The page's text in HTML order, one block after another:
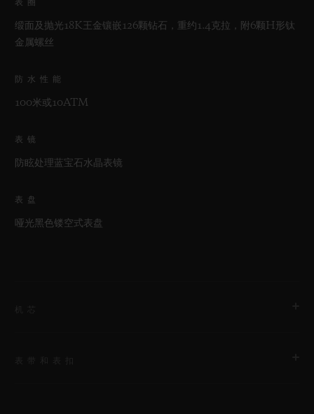
表圈
缎面及抛光18K王金镶嵌126颗钻石，重约1.4克拉，附6颗H形钛
金属螺丝
防水性能
100米或10ATM
表镜
防眩处理蓝宝石水晶表镜
表盘
哑光黑色镂空式表盘